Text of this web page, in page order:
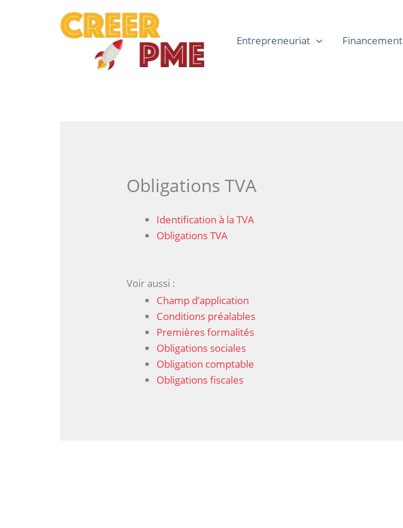
Entrepreneuriat Financement
Obligations TVA
Identification à la TVA
Obligations TVA
Voir aussi :
Champ d’application
Conditions préalables
Premières formalités
Obligations sociales
Obligation comptable
Obligations fiscales